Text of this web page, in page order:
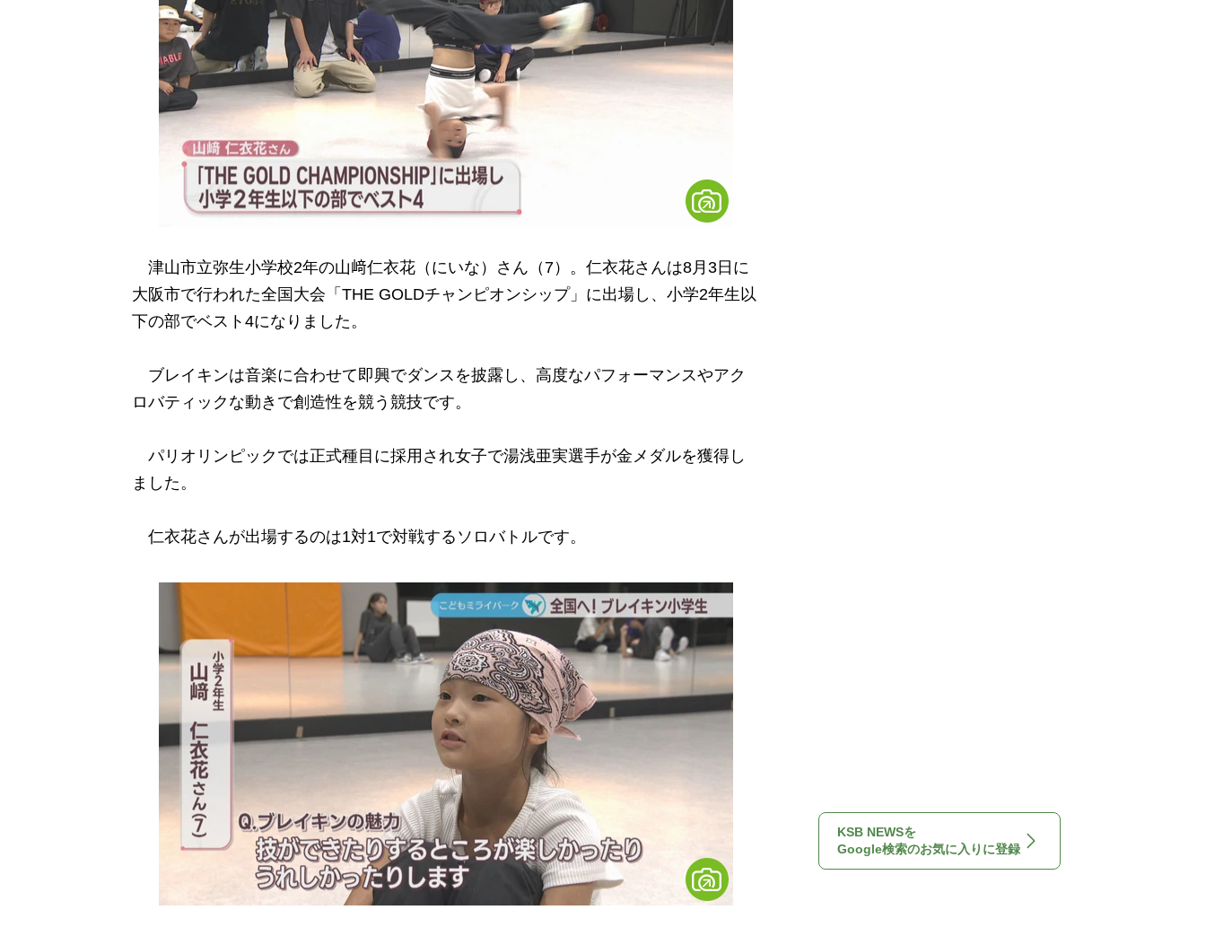
津山市立弥生小学校2年の山﨑仁衣花（にいな）さん（7）。仁衣花さんは8月3日に
大阪市で行われた全国大会「THE GOLDチャンピオンシップ」に出場し、小学2年生以
下の部でベスト4になりました。
ブレイキンは音楽に合わせて即興でダンスを披露し、高度なパフォーマンスやアク
ロバティックな動きで創造性を競う競技です。
パリオリンピックでは正式種目に採用され女子で湯浅亜実選手が金メダルを獲得し
ました。
仁衣花さんが出場するのは1対1で対戦するソロバトルです。
KSB NEWSを
Google検索のお気に入りに登録